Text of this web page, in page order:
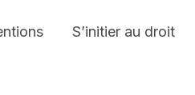
S’initier au droit